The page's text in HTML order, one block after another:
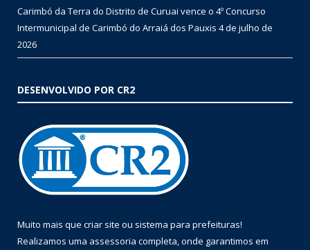
Carimbó da Terra do Distrito de Curuai vence o 4º Concurso
Intermunicipal de Carimbó do Arraiá dos Pauxis 4 de julho de
2026
DESENVOLVIDO POR CR2
Muito mais que criar site ou sistema para prefeituras!
Realizamos uma assessoria completa, onde garantimos em